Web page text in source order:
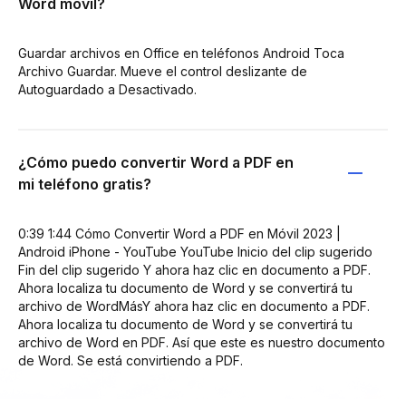
Guardar archivos en Office en teléfonos Android Toca
Archivo Guardar. Mueve el control deslizante de
Autoguardado a Desactivado.
¿Cómo puedo convertir Word a PDF en
mi teléfono gratis?
0:39 1:44 Cómo Convertir Word a PDF en Móvil 2023 |
Android iPhone - YouTube YouTube Inicio del clip sugerido
Fin del clip sugerido Y ahora haz clic en documento a PDF.
Ahora localiza tu documento de Word y se convertirá tu
archivo de WordMásY ahora haz clic en documento a PDF.
Ahora localiza tu documento de Word y se convertirá tu
archivo de Word en PDF. Así que este es nuestro documento
de Word. Se está convirtiendo a PDF.